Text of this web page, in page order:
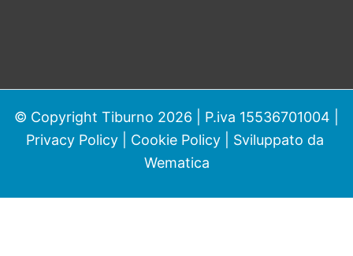
© Copyright Tiburno 2026 | P.iva 15536701004 |
Privacy Policy| Cookie Policy| Sviluppato da
Wematica